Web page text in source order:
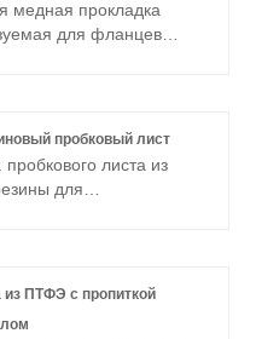
вашими потребностями.
медная прокладка
для фланцев
необходимость.
пробковый лист
листа из
для
резины
из ПТФЭ с пропиткой